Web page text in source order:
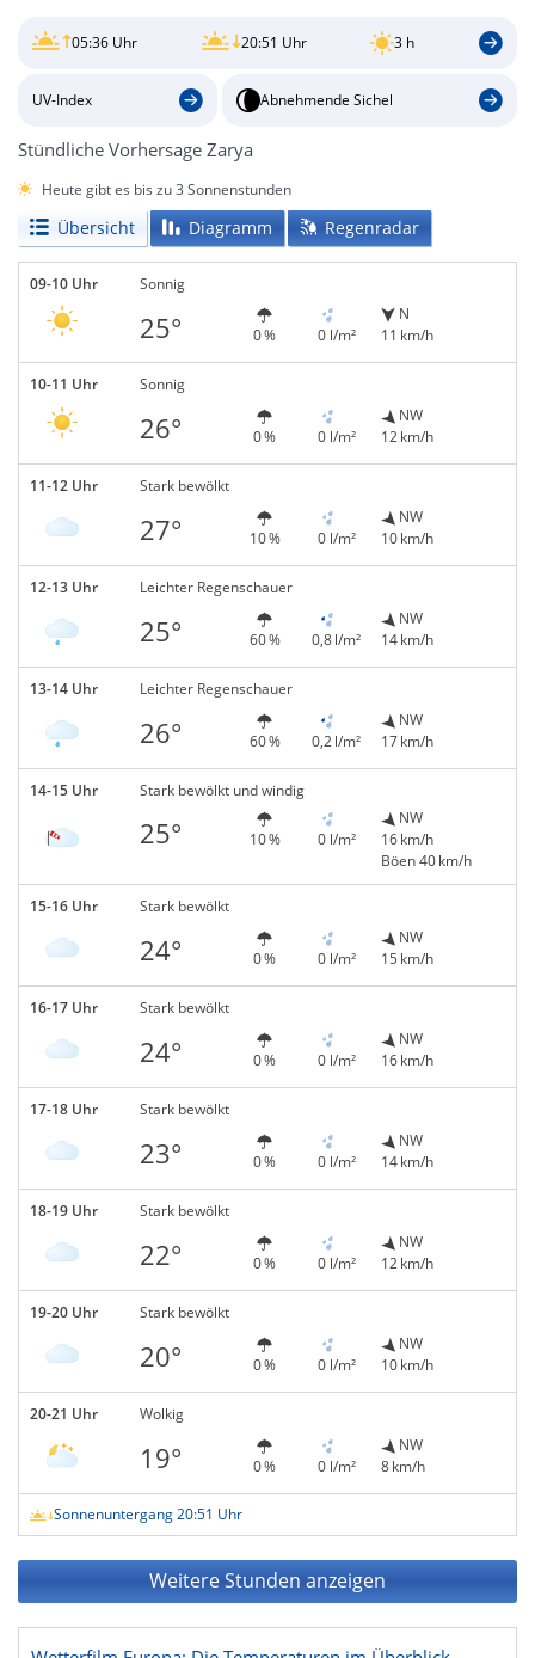
05:36 Uhr 20:51 Uhr 3 h
UV-Index Abnehmende Sichel
Stündliche Vorhersage Zarya
Heute gibt es bis zu 3 Sonnenstunden
Übersicht Diagramm Regenradar
09-10 Uhr Sonnig
25° 0 % 0 l/m²
N
11 km/h
10-11 Uhr Sonnig
26° 0 % 0 l/m²
NW
12 km/h
11-12 Uhr Stark bewölkt
27° 10 % 0 l/m²
NW
10 km/h
12-13 Uhr Leichter Regenschauer
25° 60 % 0,8 l/m²
NW
14 km/h
13-14 Uhr Leichter Regenschauer
26° 60 % 0,2 l/m²
NW
17 km/h
14-15 Uhr Stark bewölkt und windig
25° 10 % 0 l/m²
NW
16 km/h
Böen 40 km/h
15-16 Uhr Stark bewölkt
24° 0 % 0 l/m²
NW
15 km/h
16-17 Uhr Stark bewölkt
24° 0 % 0 l/m²
NW
16 km/h
17-18 Uhr Stark bewölkt
23° 0 % 0 l/m²
NW
14 km/h
18-19 Uhr Stark bewölkt
22° 0 % 0 l/m²
NW
12 km/h
19-20 Uhr Stark bewölkt
20° 0 % 0 l/m²
NW
10 km/h
20-21 Uhr Wolkig
19° 0 % 0 l/m²
NW
8 km/h
Sonnenuntergang 20:51 Uhr
Weitere Stunden anzeigen